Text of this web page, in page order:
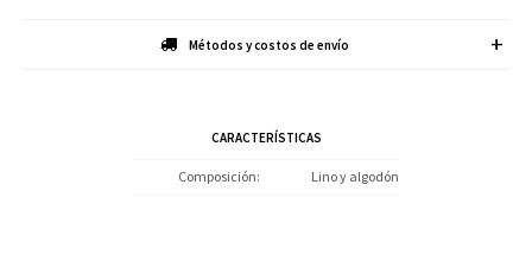
Métodos y costos de envío
CARACTERÍSTICAS
Composición Lino y algodón